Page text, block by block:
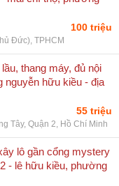
tphcm
100 triệu
Đức), TPHCM
thang máy, đủ nội
nguyễn hữu kiều - địa
bình trưng tây,
55 triệu
Tây, Quận 2, Hồ Chí Minh
lô gần cổng mystery
- lê hữu kiều, phường
đức), tphcm